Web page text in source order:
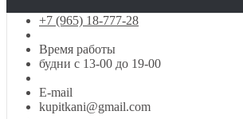
+7 (965) 18-777-28
Время работы
будни с 13-00 до 19-00
E-mail
kupitkani@gmail.com